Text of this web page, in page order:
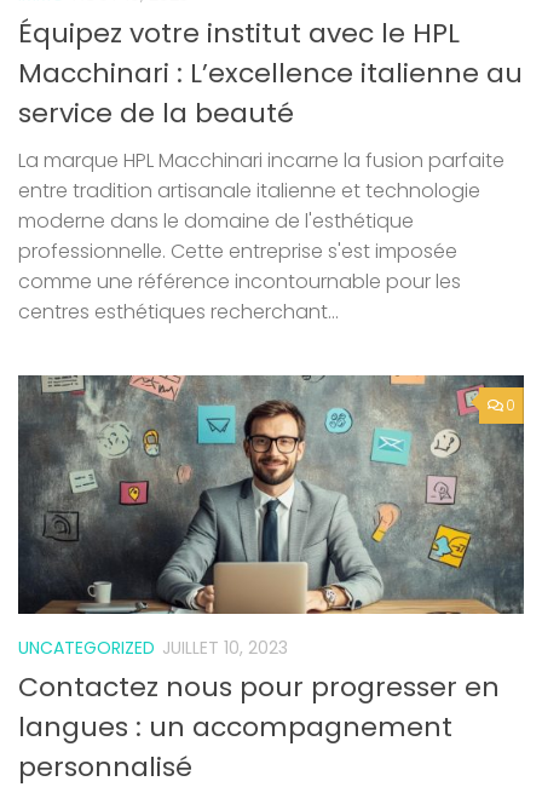
Équipez votre institut avec le HPL
Macchinari : L’excellence italienne au
service de la beauté
La marque HPL Macchinari incarne la fusion parfaite
entre tradition artisanale italienne et technologie
moderne dans le domaine de l'esthétique
professionnelle. Cette entreprise s'est imposée
comme une référence incontournable pour les
centres esthétiques recherchant...
0
UNCATEGORIZED JUILLET 10, 2023
Contactez nous pour progresser en
langues : un accompagnement
personnalisé